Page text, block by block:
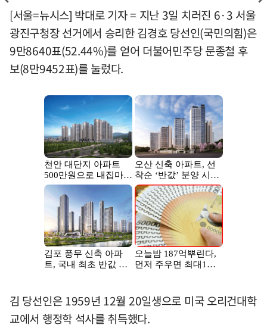
[서울=뉴시스] 박대로 기자 = 지난 3일 치러진 6·3 서울
광진구청장 선거에서 승리한 김경호 당선인(국민의힘)은
9만8640표(52.44%)를 얻어 더불어민주당 문종철 후
보(8만9452표)를 눌렀다.
김 당선인은 1959년 12월 20일생으로 미국 오리건대학
교에서 행정학 석사를 취득했다.